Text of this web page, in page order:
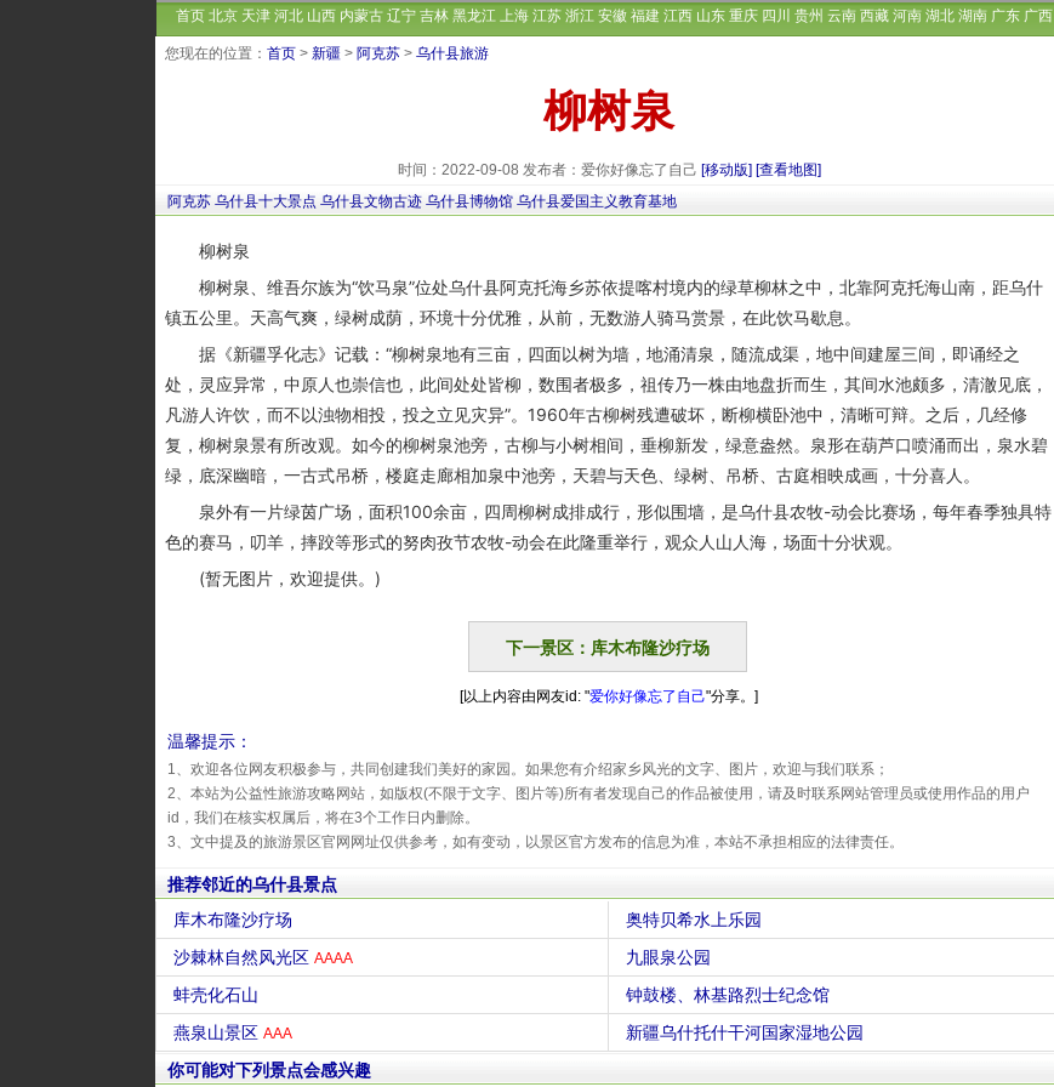
首页 北京 天津 河北 山西 内蒙古 辽宁 吉林 黑龙江 上海 江苏 浙江 安徽 福建 江西 山东 重庆 四川 贵州 云南 西藏 河南 湖北 湖南 广东 广西
您现在的位置： 首页 > 新疆 > 阿克苏 > 乌什县旅游
柳树泉
时间：2022-09-08 发布者：爱你好像忘了自己 [移动版] [查看地图]
阿克苏 乌什县十大景点 乌什县文物古迹 乌什县博物馆 乌什县爱国主义教育基地
柳树泉
柳树泉、维吾尔族为“饮马泉”位处乌什县阿克托海乡苏依提喀村境内的绿草柳林之中，北靠阿克托海山南，距乌什
镇五公里。天高气爽，绿树成荫，环境十分优雅，从前，无数游人骑马赏景，在此饮马歇息。
据《新疆孚化志》记载：“柳树泉地有三亩，四面以树为墙，地涌清泉，随流成渠，地中间建屋三间，即诵经之
处，灵应异常，中原人也崇信也，此间处处皆柳，数围者极多，祖传乃一株由地盘折而生，其间水池颇多，清澈见底，
凡游人许饮，而不以浊物相投，投之立见灾异”。1960年古柳树残遭破坏，断柳横卧池中，清晰可辩。之后，几经修
复，柳树泉景有所改观。如今的柳树泉池旁，古柳与小树相间，垂柳新发，绿意盎然。泉形在葫芦口喷涌而出，泉水碧
绿，底深幽暗，一古式吊桥，楼庭走廊相加泉中池旁，天碧与天色、绿树、吊桥、古庭相映成画，十分喜人。
泉外有一片绿茵广场，面积100余亩，四周柳树成排成行，形似围墙，是乌什县农牧-动会比赛场，每年春季独具特
色的赛马，叨羊，摔跤等形式的努肉孜节农牧-动会在此隆重举行，观众人山人海，场面十分状观。
(暂无图片，欢迎提供。)
下一景区：库木布隆沙疗场
[以上内容由网友id: "爱你好像忘了自己"分享。]
温馨提示：
1、欢迎各位网友积极参与，共同创建我们美好的家园。如果您有介绍家乡风光的文字、图片，欢迎与我们联系；
2、本站为公益性旅游攻略网站，如版权(不限于文字、图片等)所有者发现自己的作品被使用，请及时联系网站管理员或使用作品的用户
id，我们在核实权属后，将在3个工作日内删除。
3、文中提及的旅游景区官网网址仅供参考，如有变动，以景区官方发布的信息为准，本站不承担相应的法律责任。
推荐邻近的乌什县景点
库木布隆沙疗场
奥特贝希水上乐园
沙棘林自然风光区 AAAA
九眼泉公园
蚌壳化石山
钟鼓楼、林基路烈士纪念馆
燕泉山景区 AAA
新疆乌什托什干河国家湿地公园
你可能对下列景点会感兴趣